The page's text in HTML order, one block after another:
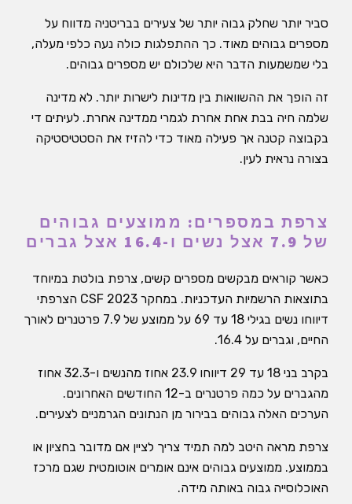
סביר יותר שחלק גבוה יותר של צעירים בבריטניה מדווח על
מספרים גבוהים מאוד. כך ההתפלגות כולה נעה כלפי מעלה,
בלי שמשמעות הדבר היא שלכולם יש מספרים גבוהים.
זה הופך את ההשוואות בין מדינות לישרות יותר. לא מדינה
שלמה חיה בבת אחת אחרת לגמרי ממדינה אחרת. לעיתים די
בקבוצה קטנה אך פעילה מאוד כדי להזיז את הסטטיסטיקה
בצורה נראית לעין.
צרפת במספרים: ממוצעים גבוהים
של 7.9 אצל נשים ו-16.4 אצל גברים
כאשר קוראים מבקשים מספרים קשים, צרפת בולטת במיוחד
בתוצאות הרשמיות העדכניות. במחקר CSF 2023 הצרפתי
דיווחו נשים בגילי 18 עד 69 על ממוצע של 7.9 פרטנרים לאורך
החיים, וגברים על 16.4.
בקרב בני 18 עד 29 דיווחו 23.9 אחוז מהנשים ו-32.3 אחוז
מהגברים על כמה פרטנרים ב-12 החודשים האחרונים.
הערכים האלה גבוהים בבירור מן הנתונים הגרמניים לצעירים.
צרפת מראה היטב למה תמיד צריך לציין אם מדובר בחציון או
בממוצע. ממוצעים גבוהים אינם אומרים אוטומטית שגם מרכז
האוכלוסייה גבוה באותה מידה.